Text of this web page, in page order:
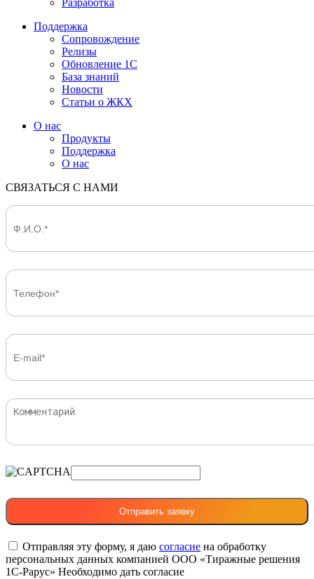
Разработка
Поддержка
Сопровождение
Релизы
Обновление 1С
База знаний
Новости
Статьи о ЖКХ
О нас
Продукты
Поддержка
О нас
СВЯЗАТЬСЯ С НАМИ
Отправляя эту форму, я даю согласие на обработку
персональных данных компанией ООО «Тиражные решения
1С-Рарус» Необходимо дать согласие